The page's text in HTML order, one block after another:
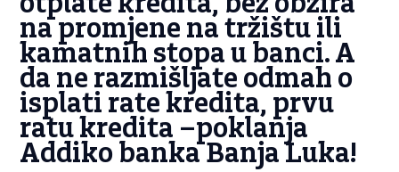
na promjene na tržištu ili
kamatnih stopa u banci. A
da ne razmišljate odmah o
isplati rate kredita, prvu
ratu kredita –poklanja
Addiko banka Banja Luka!